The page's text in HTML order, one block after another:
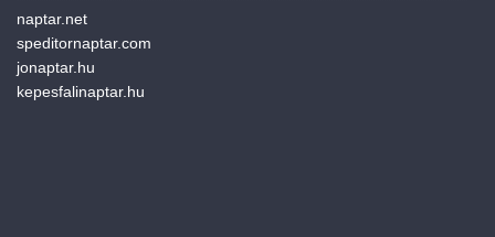
naptar.net
speditornaptar.com
jonaptar.hu
kepesfalinaptar.hu